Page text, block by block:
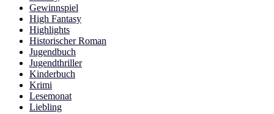
Gewinnspiel
High Fantasy
Highlights
Historischer Roman
Jugendbuch
Jugendthriller
Kinderbuch
Krimi
Lesemonat
Liebling